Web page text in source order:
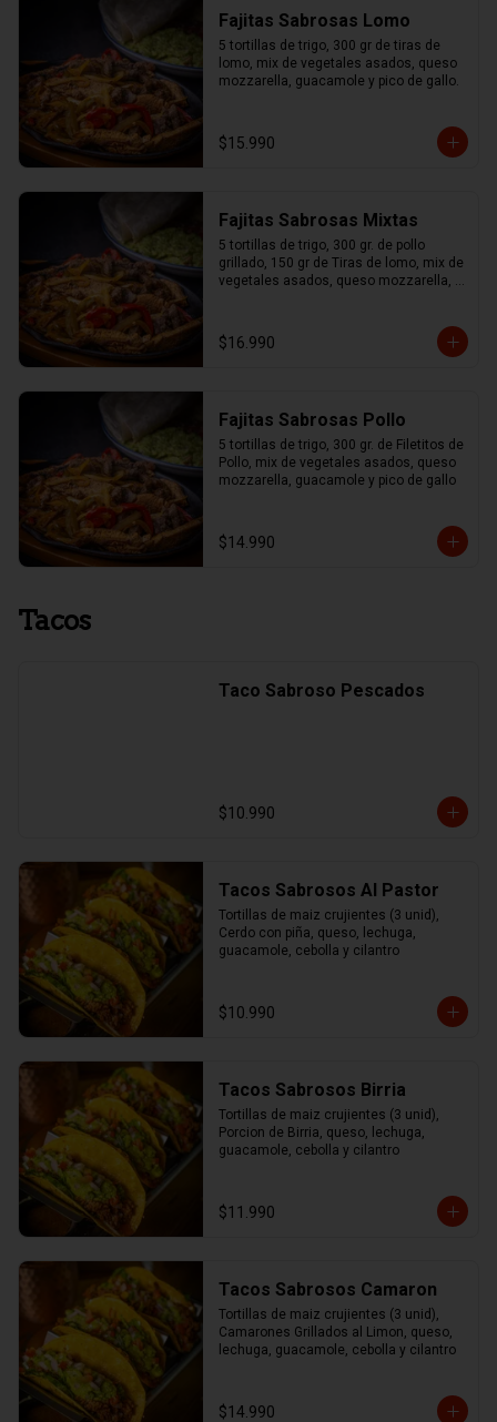
Fajitas Sabrosas Lomo
5 tortillas de trigo, 300 gr de tiras de
lomo, mix de vegetales asados, queso
mozzarella, guacamole y pico de gallo.
$15.990
Fajitas Sabrosas Mixtas
5 tortillas de trigo, 300 gr. de pollo
grillado, 150 gr de Tiras de lomo, mix de
vegetales asados, queso mozzarella,
$16.990
Fajitas Sabrosas Pollo
5 tortillas de trigo, 300 gr. de Filetitos de
Pollo, mix de vegetales asados, queso
mozzarella, guacamole y pico de gallo
$14.990
Tacos
Taco Sabroso Pescados
$10.990
Tacos Sabrosos Al Pastor
Tortillas de maiz crujientes (3 unid),
Cerdo con piña, queso, lechuga,
guacamole, cebolla y cilantro
$10.990
Tacos Sabrosos Birria
Tortillas de maiz crujientes (3 unid),
Porcion de Birria, queso, lechuga,
guacamole, cebolla y cilantro
$11.990
Tacos Sabrosos Camaron
Tortillas de maiz crujientes (3 unid),
Camarones Grillados al Limon, queso,
lechuga, guacamole, cebolla y cilantro
$14.990